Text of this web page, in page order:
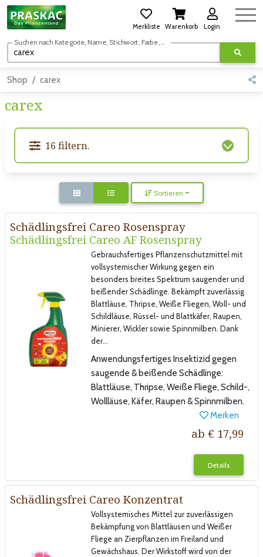
Merkliste Warenkorb Login
Suchen nach Kategorie, Name, Stichwort, Farbe, usw.
Shop carex
carex
16 filtern.
Sortieren
Schädlingsfrei Careo Rosenspray
Schädlingsfrei Careo AF Rosenspray
Gebrauchsfertiges Pflanzenschutzmittel mit
vollsystemischer Wirkung gegen ein
besonders breites Spektrum saugender und
beißender Schädlinge. Bekämpft zuverlässig
Blattläuse, Thripse, Weiße Fliegen, Woll- und
Schildläuse, Rüssel- und Blattkäfer, Raupen,
Minierer, Wickler sowie Spinnmilben. Dank
der…
Anwendungsfertiges Insektizid gegen
saugende & beißende Schädlinge:
Blattläuse, Thripse, Weiße Fliege, Schild-,
Wollläuse, Käfer, Raupen & Spinnmilben.
Merken
ab € 17,99
Details
Schädlingsfrei Careo Konzentrat
Vollsystemisches Mittel zur zuverlässigen
Bekämpfung von Blattläusen und Weißer
Fliege an Zierpflanzen im Freiland und
Gewächshaus. Der Wirkstoff wird von der